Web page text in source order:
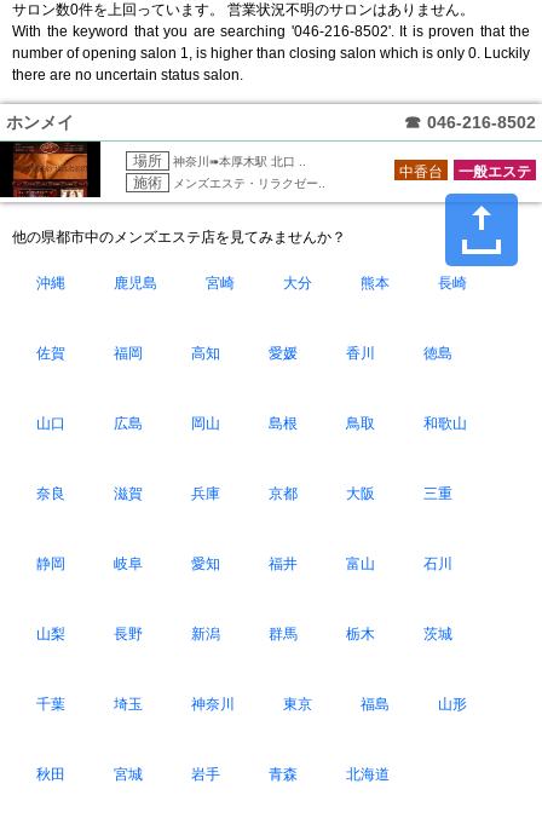
サロン数0件を上回っています。 営業状況不明のサロンはありません。
With the keyword that you are searching '046-216-8502'. It is proven that the
number of opening salon 1, is higher than closing salon which is only 0. Luckily
there are no uncertain status salon.
ホンメイ ☎ 046-216-8502
場所 神奈川➠本厚木駅 北口 ..
施術 メンズエステ・リラクゼー..
一般エステ
中香台
他の県都市中のメンズエステ店を見てみませんか？
沖縄 鹿児島 宮崎 大分 熊本 長崎
佐賀 福岡 高知 愛媛 香川 徳島
山口 広島 岡山 島根 鳥取 和歌山
奈良 滋賀 兵庫 京都 大阪 三重
静岡 岐阜 愛知 福井 富山 石川
山梨 長野 新潟 群馬 栃木 茨城
千葉 埼玉 神奈川 東京 福島 山形
秋田 宮城 岩手 青森 北海道